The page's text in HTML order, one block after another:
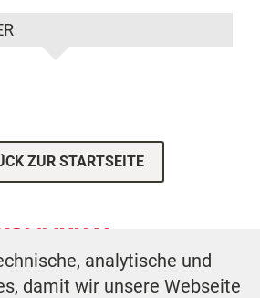
ZUR STARTSEITE
AGB DATENSCHUTZ
analytische und
damit wir unsere Webseite